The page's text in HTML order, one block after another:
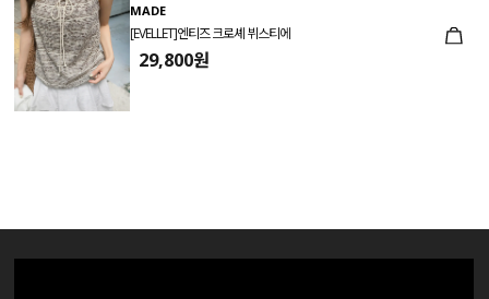
MADE
[EVELLET]엔티즈 크로셰 뷔스티에
29,800원